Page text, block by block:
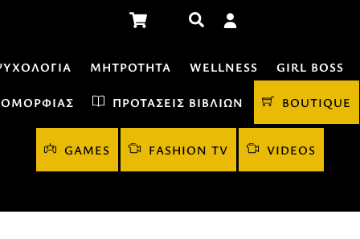
Cart Αναζήτηση
ΜΗΤΡΌΤΗΤΑ WELLNESS GIRL BOSS
ΟΜΟΡΦΙΆΣ ΠΡΟΤΆΣΕΙΣ ΒΙΒΛΊΩΝ BOUTIQUE
GAMES FASHION TV VIDEOS